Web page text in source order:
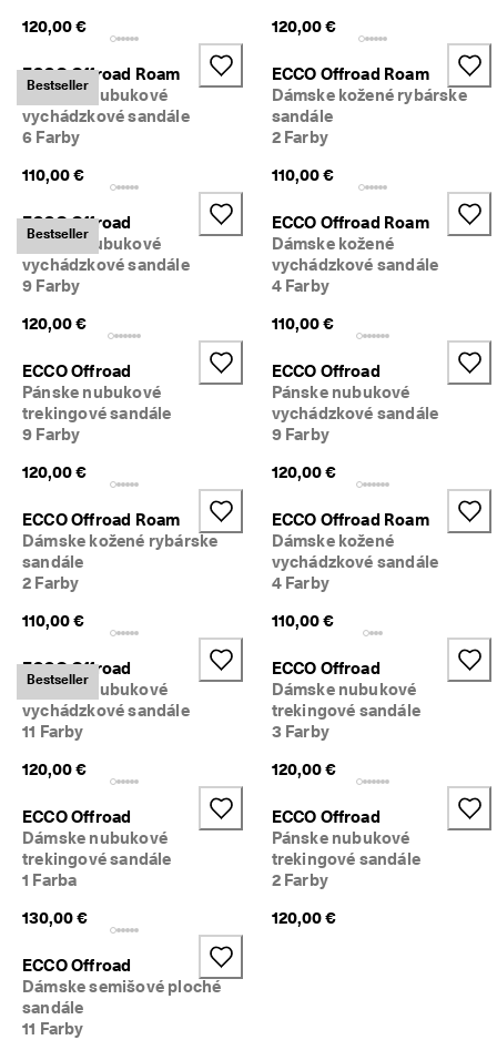
120,00 €
120,00 €
Bestseller
ECCO Offroad Roam
Dámske nubukové
vychádzkové sandále
6 Farby
110,00 €
ECCO Offroad Roam
Dámske kožené rybárske
sandále
2 Farby
110,00 €
Bestseller
ECCO Offroad
Pánske nubukové
vychádzkové sandále
9 Farby
120,00 €
ECCO Offroad Roam
Dámske kožené
vychádzkové sandále
4 Farby
110,00 €
ECCO Offroad
Pánske nubukové
trekingové sandále
9 Farby
120,00 €
ECCO Offroad
Pánske nubukové
vychádzkové sandále
9 Farby
120,00 €
ECCO Offroad Roam
Dámske kožené rybárske
sandále
2 Farby
110,00 €
ECCO Offroad Roam
Dámske kožené
vychádzkové sandále
4 Farby
110,00 €
Bestseller
ECCO Offroad
Dámske nubukové
vychádzkové sandále
11 Farby
120,00 €
ECCO Offroad
Dámske nubukové
trekingové sandále
3 Farby
120,00 €
ECCO Offroad
Dámske nubukové
trekingové sandále
1 Farba
130,00 €
ECCO Offroad
Pánske nubukové
trekingové sandále
2 Farby
120,00 €
ECCO Offroad
Dámske semišové ploché
sandále
11 Farby